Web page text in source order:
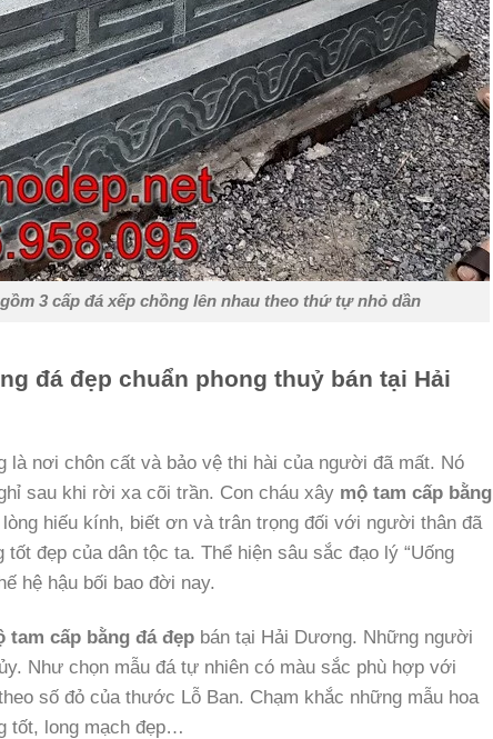
3 cấp đá xếp chồng lên nhau theo thứ tự nhỏ dần
đá đẹp chuẩn phong thuỷ bán tại Hải
là nơi chôn cất và bảo vệ thi hài của người đã mất. Nó
sau khi rời xa cõi trần. Con cháu xây mộ tam cấp bằng
hiếu kính, biết ơn và trân trọng đối với người thân đã
đẹp của dân tộc ta. Thể hiện sâu sắc đạo lý “Uống
hệ hậu bối bao đời nay.
tam cấp bằng đá đẹp bán tại Hải Dương. Những người
Như chọn mẫu đá tự nhiên có màu sắc phù hợp với
số đỏ của thước Lỗ Ban. Chạm khắc những mẫu hoa
tốt, long mạch đẹp…